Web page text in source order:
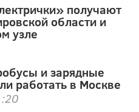
получают
области и
узле
и зарядные
работать в Москве